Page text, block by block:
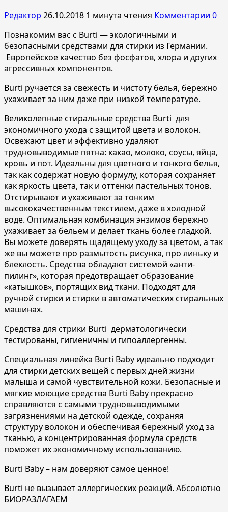
Редактор 26.10.2018 1 минута чтения Комментарии 0
Познакомим вас с Burti — экологичными и
безопасными средствами для стирки из Германии.
Европейское качество без фосфатов, хлора и других
агрессивных компонентов.
Burti ручается за свежесть и чистоту белья, бережно
ухаживает за ним даже при низкой температуре.
Великолепные стиральные средства Burti для
экономичного ухода с защитой цвета и волокон.
Освежают цвет и эффективно удаляют
трудновыводимые пятна: какао, молоко, соусы, яйца,
кровь и пот. Идеальны для цветного и тонкого белья,
так как содержат новую формулу, которая сохраняет
как яркость цвета, так и оттенки пастельных тонов.
Отстирывают и ухаживают за тонким
высококачественным текстилем, даже в холодной
воде. Оптимальная комбинация энзимов бережно
ухаживает за бельем и делает ткань более гладкой.
Вы можете доверять щадящему уходу за цветом, а так
же вы можете про размытость рисунка, про линьку и
блеклость. Средства обладают системой «анти-
пилинг», которая предотвращает образование
«катышков», портящих вид ткани. Подходят для
ручной стирки и стирки в автоматических стиральных
машинах.
Средства для стрики Burti дерматологически
тестированы, гигиеничны и гипоаллергенны.
Специальная линейка Burti Baby идеально подходит
для стирки детских вещей с первых дней жизни
малыша и самой чувствительной кожи. Безопасные и
мягкие моющие средства Burti Baby прекрасно
справляются с самыми трудновыводимыми
загрязнениями на детской одежде, сохраняя
структуру волокон и обеспечивая бережный уход за
тканью, а концентрированная формула средств
поможет их экономичному использованию.
Burti Baby – нам доверяют самое ценное!
Burti не вызывает аллергических реакций. Абсолютно
БИОРАЗЛАГАЕМ